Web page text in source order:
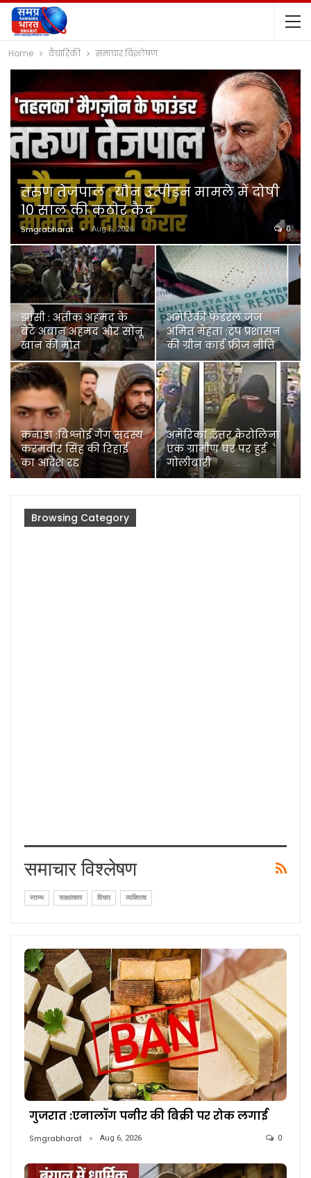
Home वैचारिकी समाचार विश्लेषण
तरुण तेजपाल : यौन उत्पीड़न मामले में दोषी
10 साल की कठोर कैद
Smgrabharat Aug 6, 2026 0
झांसी : अतीक अहमद के
बेटे अबान अहमद और सोनू
खान की मौत
अमेरिकी फेडरल जज
अमित मेहता :ट्रंप प्रशासन
की ग्रीन कार्ड फ्रीज नीति
कनाडा :बिश्नोई गैंग सदस्य
करमवीर सिंह की रिहाई
का आदेश रद्द
अमेरिका :उत्तर कैरोलिना
एक ग्रामीण घर पर हुई
गोलीबारी
Browsing Category
समाचार विश्लेषण
स्तम्भ साक्षात्कार विचार व्यक्तित्व
गुजरात :एनालॉग पनीर की बिक्री पर रोक लगाई
Smgrabharat Aug 6, 2026 0